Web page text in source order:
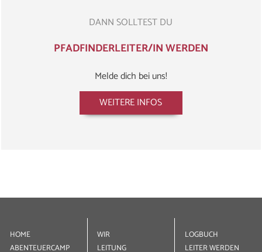
DANN SOLLTEST DU
PFADFINDERLEITER/IN WERDEN
Melde dich bei uns!
WEITERE INFOS
HOME
ABENTEUER­CAMP
WIR
LEITUNG
LOGBUCH
LEITER WERDEN